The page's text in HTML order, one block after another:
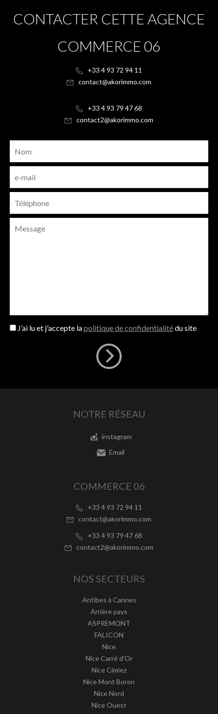
CONTACTER CETTE AGENCE
COMMERCE 06
+33 4 93 72 94 11
contact@akorimmo.com
+33 4 93 79 47 68
contact2@akorimmo.com
J’ai lu et j'accepte lapolitique de confidentialitédu site
NOTRE RÉSEAU
instagram
Email
COMMERCE 06
+33 4 93 72 94 11
contact@akorimmo.com
+33 4 93 79 47 68
contact2@akorimmo.com
NOS SECTEURS
Antibes à Cannes
Arrière pays
ASPREMONT
FALICON
Nice
Nice Carré d'Or
Nice Cimiez
Nice Mont Boron
Nice Nord
Nice Ouest